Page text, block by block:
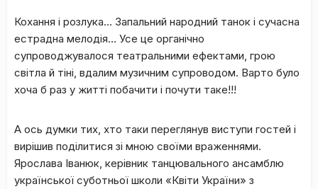
Кохання і розлука… Запальний народний танок і сучасна
естрадна мелодія… Усе це органічно
супроводжувалося театральними ефектами, грою
світла й тіні, вдалим музичним супроводом. Варто було
хоча б раз у житті побачити і почути таке!!!
А ось думки тих, хто таки переглянув виступи гостей і
вирішив поділитися зі мною своїми враженнями.
Ярослава Іванюк, керівник танцювального ансамблю
української суботньої школи «Квіти України» з